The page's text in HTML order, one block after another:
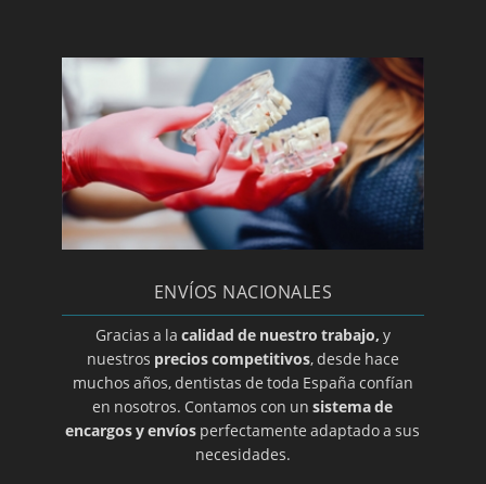
Periodoncia
Periodontitis
Prótesis dental en A coruña
Prótesis dental en Albacete
Prótesis dental en Almería
Prótesis dental en Guadalajara
Prótesis dental en Salamanca
Prótesis dental en Zamora
Prótesis dental en Álava
Prótesis dental en Alicante
ENVÍOS NACIONALES
Gracias a la calidad de nuestro trabajo, y
nuestros precios competitivos, desde hace
muchos años, dentistas de toda España confían
en nosotros. Contamos con unsistema de
encargos y envíos perfectamente adaptado a sus
necesidades.